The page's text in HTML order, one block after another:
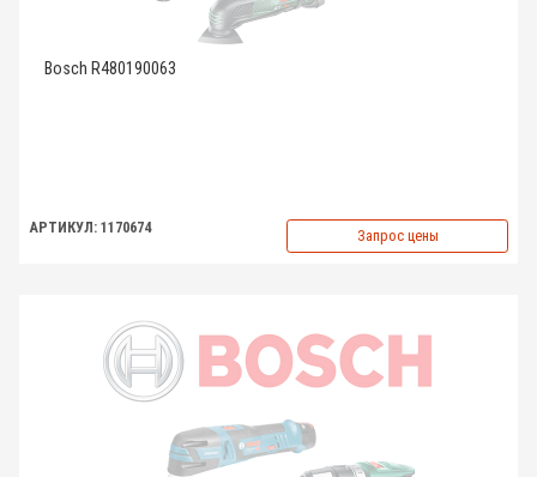
Bosch R480190063
АРТИКУЛ: 1170674 Запрос цены